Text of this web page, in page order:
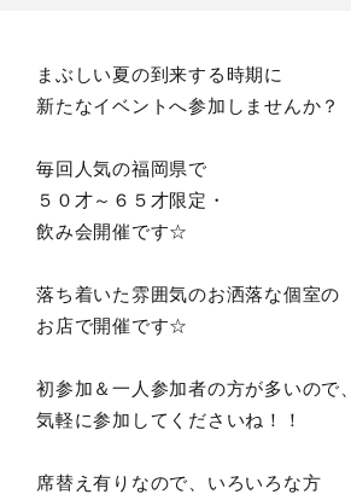
まぶしい夏の到来する時期に
新たなイベントへ参加しませんか？
毎回人気の福岡県で
５０才～６５才限定・
飲み会開催です☆
落ち着いた雰囲気のお洒落な個室の
お店で開催です☆
初参加＆一人参加者の方が多いので、
気軽に参加してくださいね！！
席替え有りなので、いろいろな方